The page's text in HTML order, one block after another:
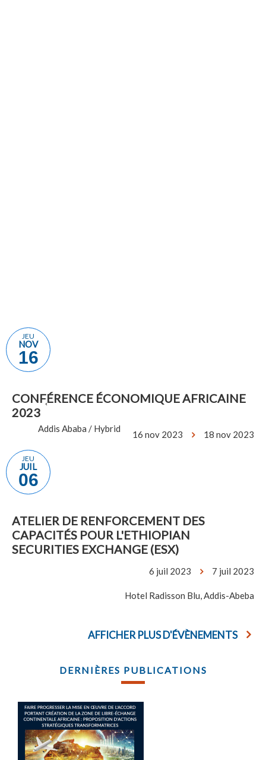
JEU
NOV
16
CONF֤ÉRENCE ÉCONOMIQUE AFRICAINE
2023
16 nov 2023 18 nov 2023
Addis Ababa / Hybrid
JEU
JUIL
06
ATELIER DE RENFORCEMENT DES
CAPACITÉS POUR L'ETHIOPIAN
SECURITIES EXCHANGE (ESX)
6 juil 2023 7 juil 2023
Hotel Radisson Blu, Addis-Abeba
AFFICHER PLUS D'ÉVÈNEMENTS
DERNIÈRES PUBLICATIONS